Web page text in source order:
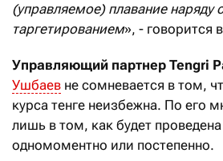
(управляемое) плавание
таргетированием», - говорится
Управляющий партнер Tengri
Ушбаев не сомневается в том,
курса тенге неизбежна. По его
лишь в том, как будет
одномоментно или постепенно.